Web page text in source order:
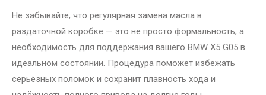
Не забывайте, что регулярная замена масла в
раздаточной коробке — это не просто формальность, а
необходимость для поддержания вашего BMW X5 G05 в
идеальном состоянии. Процедура поможет избежать
серьёзных поломок и сохранит плавность хода и